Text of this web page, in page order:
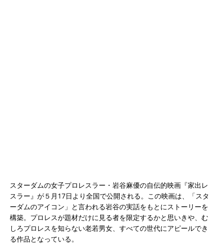
スターダムの女子プロレスラー・岩谷麻優の自伝的映画『家出レ
スラー』が５月17日より全国で公開される。この映画は、「スタ
ーダムのアイコン」と言われる岩谷の実話をもとにストーリーを
構築。プロレスが題材だけに見る者を限定するかと思いきや、む
しろプロレスを知らない老若男女、すべての世代にアピールでき
る作品となっている。